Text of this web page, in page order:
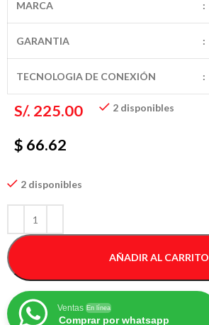
MARCA :
GARANTIA :
TECNOLOGIA DE CONEXIÓN :
S/. 225.00
$ 66.62
2 disponibles
2 disponibles
AÑADIR AL CARRITO
Ventas En línea
Comprar por whatsapp